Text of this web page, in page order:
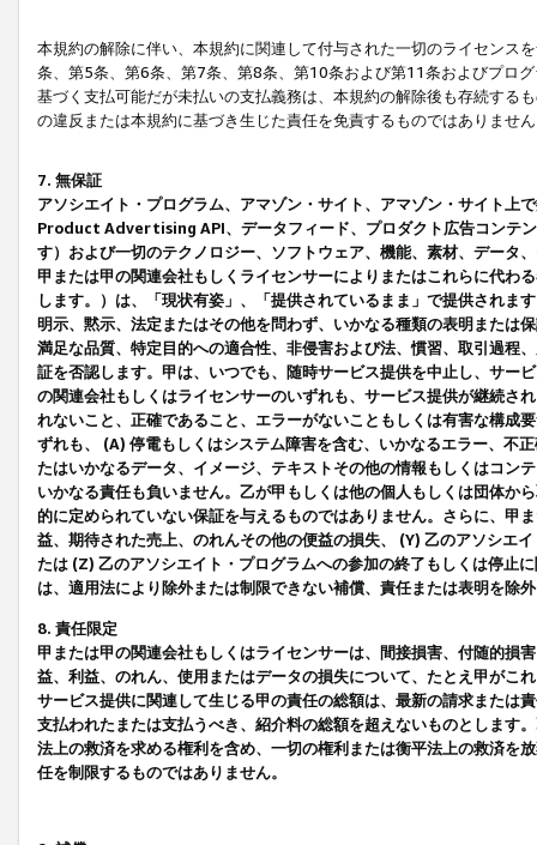
本規約の解除に伴い、本規約に関連して付与された一切のライセンス
条、第5条、第6条、第7条、第8条、第10条および第11条およびプロ
基づく支払可能だが未払いの支払義務は、本規約の解除後も存続する
の違反または本規約に基づき生じた責任を免責するものではありませ
7. 無保証
アソシエイト・プログラム、アマゾン・サイト、アマゾン・サイト上
Product Advertising API、データフィード、プロダクト広告コンテ
す）および一切のテクノロジー、ソフトウェア、機能、素材、データ
甲または甲の関連会社もしくライセンサーによりまたはこれらに代わ
します。）は、「現状有姿」、「提供されているまま」で提供されま
明示、黙示、法定またはその他を問わず、いかなる種類の表明または
満足な品質、特定目的への適合性、非侵害および法、慣習、取引過程
証を否認します。甲は、いつでも、随時サービス提供を中止し、サー
の関連会社もしくはライセンサーのいずれも、サービス提供が継続さ
れないこと、正確であること、エラーがないこともしくは有害な構成
ずれも、 (A) 停電もしくはシステム障害を含む、いかなるエラー、不
たはいかなるデータ、イメージ、テキストその他の情報もしくはコン
いかなる責任も負いません。乙が甲もしくは他の個人もしくは団体か
的に定められていない保証を与えるものではありません。さらに、甲
益、期待された売上、のれんその他の便益の損失、 (Y) 乙のアソシエ
たは (Z) 乙のアソシエイト・プログラムへの参加の終了もしくは停止
は、適用法により除外または制限できない補償、責任または表明を除
8. 責任限定
甲または甲の関連会社もしくはライセンサーは、間接損害、付随的損
益、利益、のれん、使用またはデータの損失について、たとえ甲がこ
サービス提供に関連して生じる甲の責任の総額は、最新の請求または
支払われたまたは支払うべき、紹介料の総額を超えないものとします
法上の救済を求める権利を含め、一切の権利または衡平法上の救済を
任を制限するものではありません。